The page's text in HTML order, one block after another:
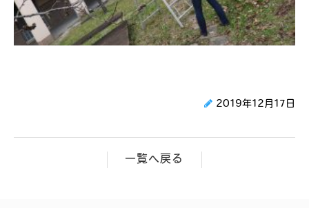
2019年12月17日
一覧へ戻る